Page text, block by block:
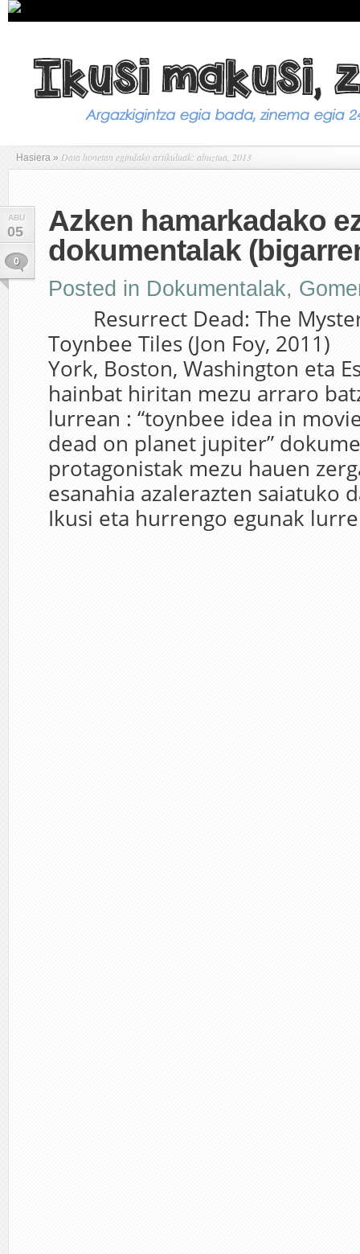
Hasiera » Data honetan egindako artikuluak: abuztua, 2013
ABU
05
0
Azken hamarkadako
dokumentalak
Posted in Dokumentalak,
Resurrect Dead: The
Toynbee Tiles (Jon
York, Boston, Washington eta
hainbat hiritan mezu arraro
lurrean : “toynbee idea in
dead on planet jupiter”
protagonistak mezu hauen
esanahia azalerazten saiatuko
Ikusi eta hurrengo egunak